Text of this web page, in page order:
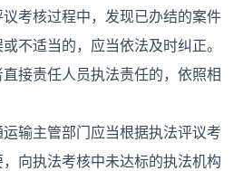
考核过程中，发现已办结的案件
不适当的，应当依法及时纠正。
接责任人员执法责任的，依照相
输主管部门应当根据执法评议考
向执法考核中未达标的执法机构